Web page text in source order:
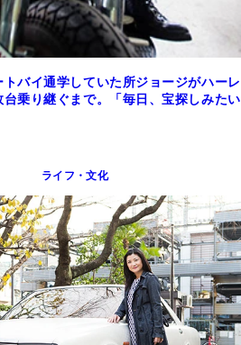
トバイ通学していた所ジョージがハーレ
乗り継ぐまで。「毎日、宝探しみたい
ライフ・文化